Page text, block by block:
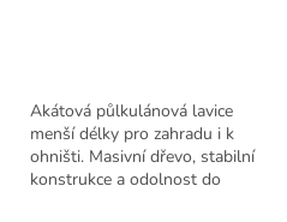
Akátová půlkulánová lavice
menší délky pro zahradu i k
ohništi. Masivní dřevo, stabilní
konstrukce a odolnost do